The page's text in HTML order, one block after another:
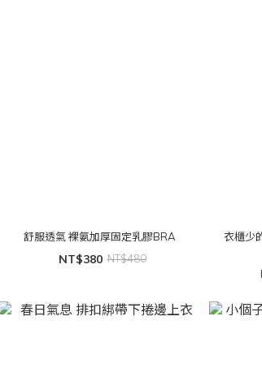
舒服透氣 裸氨加厚固定乳膠BRA
NT$380 NT$480
衣櫃少